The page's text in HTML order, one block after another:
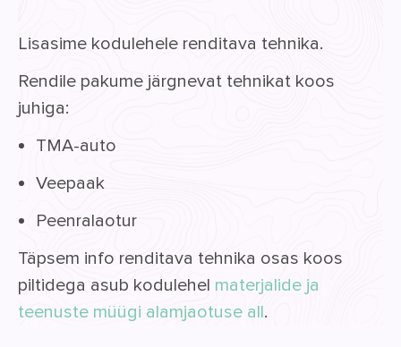
Lisasime kodulehele renditava tehnika.
Rendile pakume järgnevat tehnikat koos
juhiga:
TMA-auto
Veepaak
Peenralaotur
Täpsem info renditava tehnika osas koos
piltidega asub kodulehel materjalide ja
teenuste müügi alamjaotuse all.